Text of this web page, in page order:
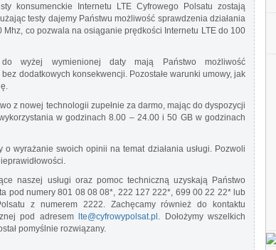
konsumenckie Internetu LTE Cyfrowego Polsatu zostają
testy dajemy Państwu możliwość sprawdzenia działania
Mhz, co pozwala na osiąganie prędkości Internetu LTE do 100
do wyżej wymienionej daty mają Państwo możliwość
dodatkowych konsekwencji. Pozostałe warunki umowy, jak
z nowej technologii zupełnie za darmo, mając do dyspozycji
w godzinach 8.00 – 24.00 i 50 GB w godzinach
o wyrażanie swoich opinii na temat działania usługi. Pozwoli
naszej usługi oraz pomoc techniczną uzyskają Państwo
pod numery 801 08 08 08*, 222 127 222*, 699 00 22 22* lub
z numerem 2222. Zachęcamy również do kontaktu
pod adresem
lte@cyfrowypolsat.pl . Dołożymy wszelkich
pomyślnie rozwiązany.